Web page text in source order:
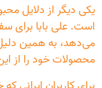
یکی دیگر از دلایل
است. علی بابا برای
می‌دهد، به همین
محصولات خود را از